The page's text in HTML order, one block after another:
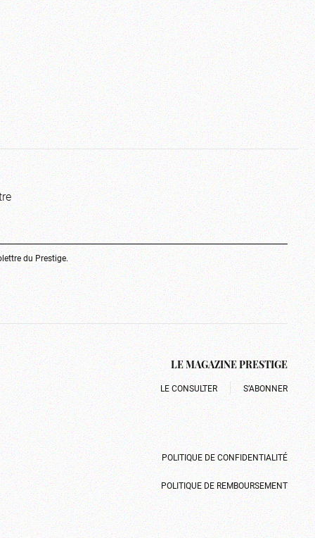
du Prestige.
LE MAGAZINE PRESTIGE
LE CONSULTER S’ABONNER
POLITIQUE DE CONFIDENTIALITÉ
POLITIQUE DE REMBOURSEMENT